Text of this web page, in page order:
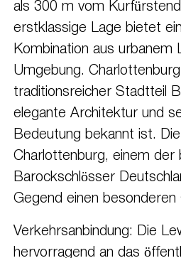
als 300 m vom
erstklassige Lage bietet
Kombination aus urbanem
Umgebung.
traditionsreicher Stadtteil
elegante Architektur und
Bedeutung bekannt ist.
Charlottenburg, einem der
Barockschlösser
Gegend einen besonderen
Verkehrsanbindung: Die
hervorragend an das